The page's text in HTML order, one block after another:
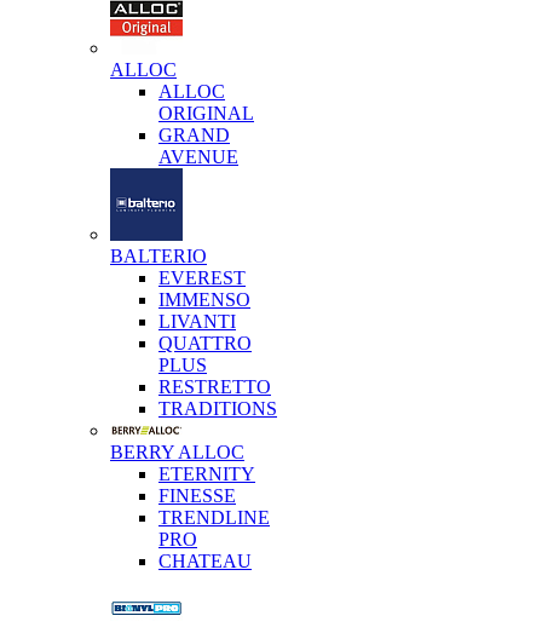
ALLOC
ALLOC
ORIGINAL
GRAND
AVENUE
BALTERIO
EVEREST
IMMENSO
LIVANTI
QUATTRO
PLUS
RESTRETTO
TRADITIONS
BERRY ALLOC
ETERNITY
FINESSE
TRENDLINE
PRO
CHATEAU